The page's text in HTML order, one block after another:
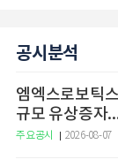
공시분석
엠엑스로보틱
규모 유상증자
주요공시 2026-08-07